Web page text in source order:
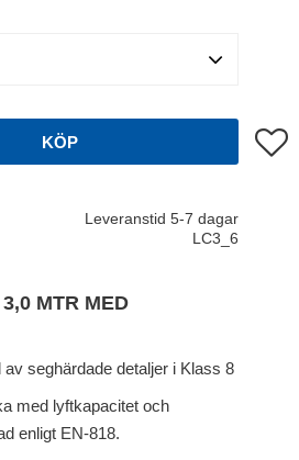
KÖP Lägg
Leveranstid 5-7 dagar
LC3_6
MTR MED
seghärdade detaljer i Klass 8
med lyftkapacitet och
enligt EN-818.